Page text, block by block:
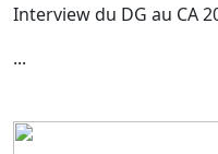
Interview du DG au CA
...